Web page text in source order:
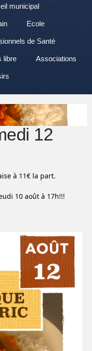
municipal
Ecole
de Santé
libre Associations
12
à 11€ la part.
10 août à 17h!!!